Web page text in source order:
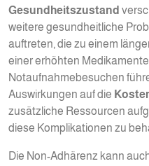
Gesundheitszustand
weitere gesundheitliche
auftreten, die zu einem
einer erhöhten
Notaufnahmebesuchen
Auswirkungen auf die
zusätzliche Ressourcen
diese Komplikationen zu
Die Non-Adhärenz kann